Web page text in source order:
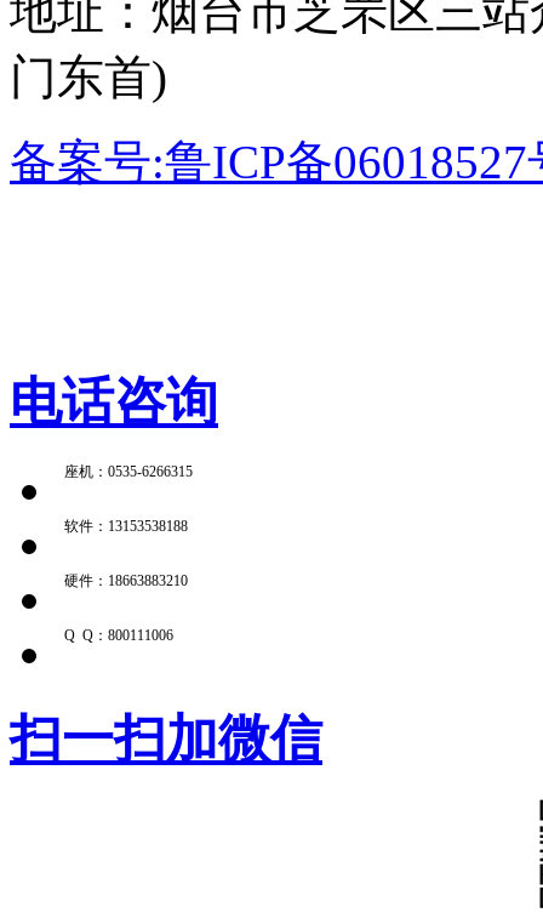
地址： 烟台市芝罘区三
门东首)
备案号:鲁ICP备06018527
电话咨询
座机：0535-6266315
软件：13153538188
硬件：18663883210
Q Q：800111006
扫一扫加微信